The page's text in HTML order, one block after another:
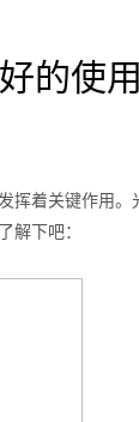
的使
着关键作用。
解下吧：